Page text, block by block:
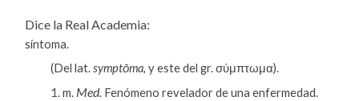
Dice la Real Academia:
síntoma.
(Del lat.symptōma, y este del gr. σύμπτωμα).
1.m. Med. Fenómeno revelador de una enfermedad.